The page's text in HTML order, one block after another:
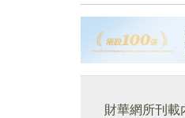
財華網所刊載